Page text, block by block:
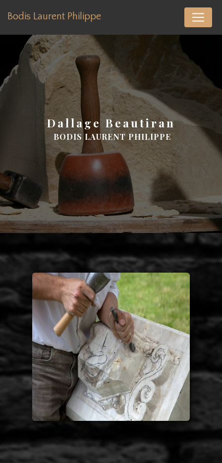
Bodis Laurent Philippe
dallage Beautiran
BODIS LAURENT PHILIPPE